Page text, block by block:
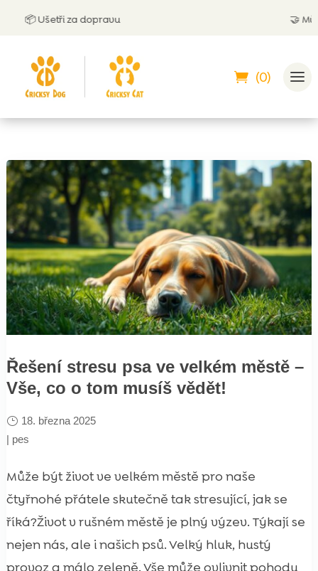
📦 Ušetři za dopravu
(0)
Řešení stresu psa ve velkém městě –
Vše, co o tom musíš vědět!
18. března 2025
| pes
Může být život ve velkém městě pro naše
čtyřnohé přátele skutečně tak stresující, jak se
říká?Život v rušném městě je plný výzev. Týkají se
nejen nás, ale i našich psů. Velký hluk, hustý
provoz a málo zeleně. Vše může ovlivnit pohodu